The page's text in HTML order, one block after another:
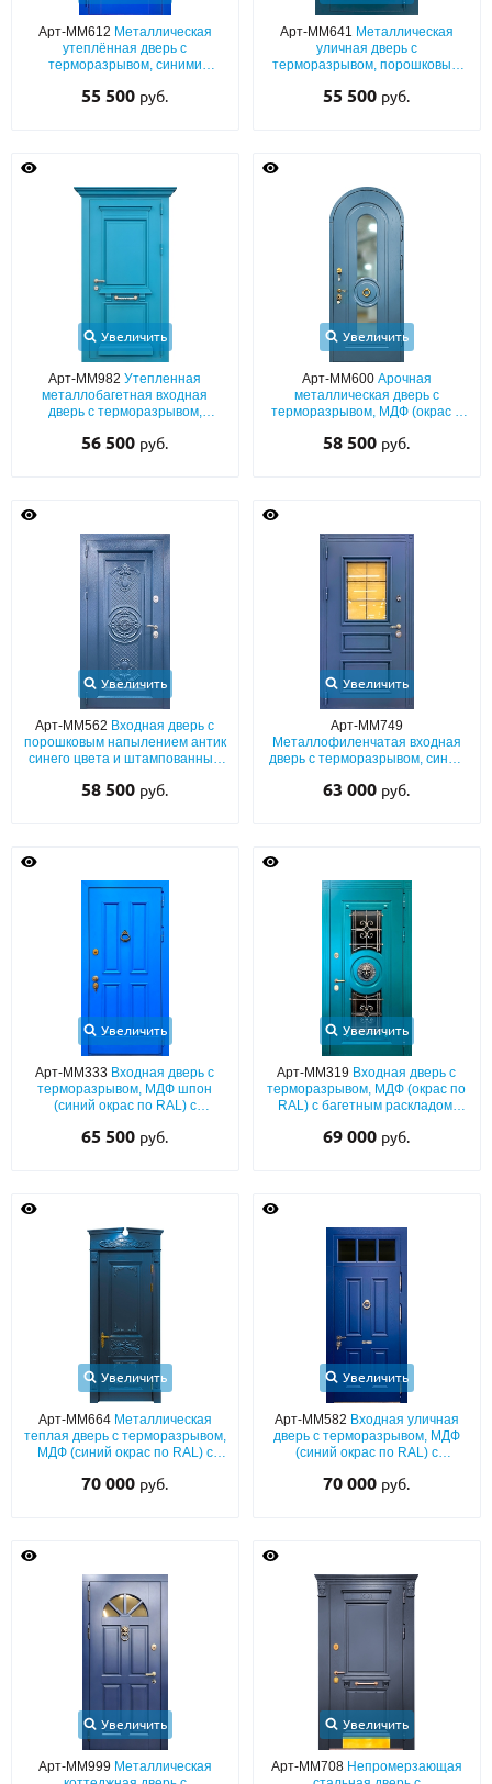
Арт-ММ612 Металлическая
утеплённая дверь с
терморазрывом, синими
с остеклением и ковкой
55 500 руб.
Арт-ММ641 Металлическая
уличная дверь с
терморазрывом, порошковым
выдавленным рисунком,
55 500 руб.
Увеличить
Арт-ММ982Утепленная
металлобагетная входная
дверь с терморазрывом,
окрашиванием и карнизом
56 500 руб.
Увеличить
Арт-ММ600 Арочная
металлическая дверь с
терморазрывом, МДФ (окрас в
стеклопакетом и кнокером
58 500 руб.
Увеличить
Арт-ММ562 Входная дверь с
порошковым напылением антик
синего цвета и штампованным
58 500 руб.
Увеличить
Арт-ММ749
Металлофиленчатая входная
дверь с терморазрывом, синим
ковкой и стеклом
63 000 руб.
Увеличить
Арт-ММ333 Входная дверь с
терморазрывом, МДФ шпон
(синий окрас по RAL) с
под бронзу
65 500 руб.
Увеличить
Арт-ММ319 Входная дверь с
терморазрывом, МДФ (окрас по
RAL) с багетным раскладом,
ковкой
69 000 руб.
Увеличить
Арт-ММ664 Металлическая
теплая дверь с терморазрывом,
МДФ (синий окрас по RAL) с
70 000 руб.
Увеличить
Арт-ММ582 Входная уличная
дверь с терморазрывом, МДФ
(синий окрас по RAL) с
остекленной фрамугой,
70 000 руб.
Увеличить
Арт-ММ999 Металлическая
Увеличить
Арт-ММ708 Непромерзающая